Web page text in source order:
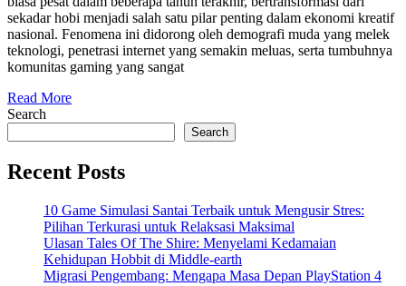
sekadar hobi menjadi salah satu pilar penting dalam ekonomi kreatif
nasional. Fenomena ini didorong oleh demografi muda yang melek
teknologi, penetrasi internet yang semakin meluas, serta tumbuhnya
komunitas gaming yang sangat
Read More
Search
Search
Recent Posts
10 Game Simulasi Santai Terbaik untuk Mengusir Stres:
Pilihan Terkurasi untuk Relaksasi Maksimal
Ulasan Tales Of The Shire: Menyelami Kedamaian
Kehidupan Hobbit di Middle-earth
Migrasi Pengembang: Mengapa Masa Depan PlayStation 4